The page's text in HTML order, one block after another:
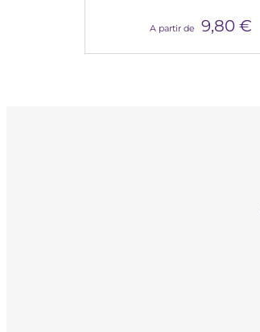
A partir de 9,80 €